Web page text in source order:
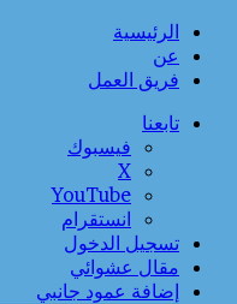
الرئيسية
عن
فريق العمل
تابعنا
فيسبوك
‫X
‫YouTube
انستقرام
تسجيل الدخول
مقال عشوائي
إضافة عمود جانبي